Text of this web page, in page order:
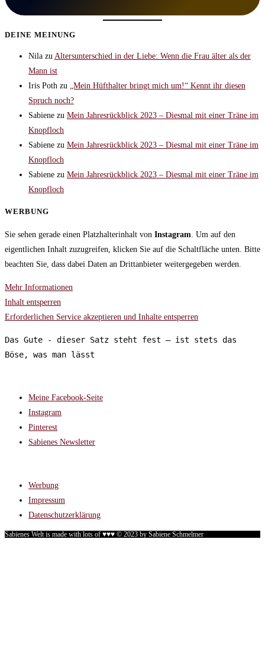
DEINE MEINUNG
Nila zu Altersunterschied in der Liebe: Wenn die Frau älter als der
Mann ist
Iris Poth zu „Mein Hüfthalter bringt mich um!“ Kennt ihr diesen
Spruch noch?
Sabiene zu Mein Jahresrückblick 2023 – Diesmal mit einer Träne im
Knopfloch
Sabiene zu Mein Jahresrückblick 2023 – Diesmal mit einer Träne im
Knopfloch
Sabiene zu Mein Jahresrückblick 2023 – Diesmal mit einer Träne im
Knopfloch
WERBUNG
Sie sehen gerade einen Platzhalterinhalt von Instagram . Um auf den
eigentlichen Inhalt zuzugreifen, klicken Sie auf die Schaltfläche unten. Bitte
beachten Sie, dass dabei Daten an Drittanbieter weitergegeben werden.
Mehr Informationen
Inhalt entsperren
Erforderlichen Service akzeptieren und Inhalte entsperren
Das Gute - dieser Satz steht fest – ist stets das
Böse, was man lässt
Meine Facebook-Seite
Instagram
Pinterest
Sabienes Newsletter
Werbung
Impressum
Datenschutzerklärung
Sabienes Welt is made with lots of ♥♥♥ © 2023 by Sabiene Schmelmer